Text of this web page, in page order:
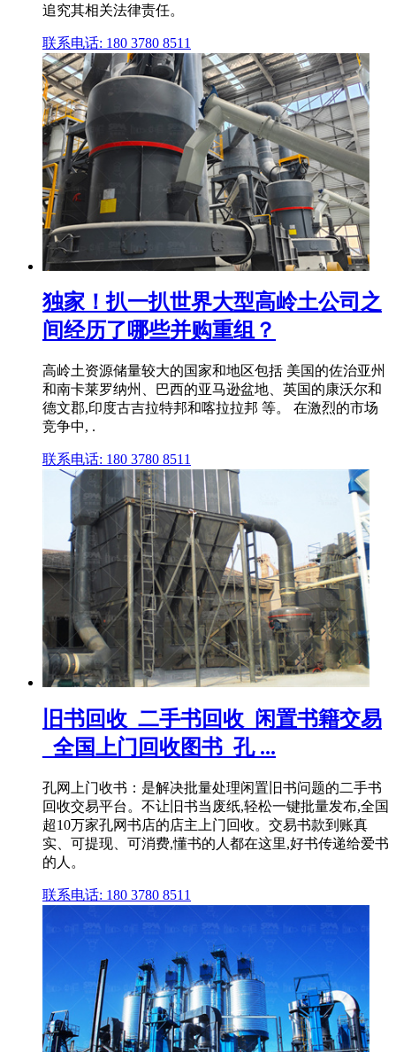
追究其相关法律责任。
联系电话: 180 3780 8511
独家！扒一扒世界大型高岭土公司之
间经历了哪些并购重组？
高岭土资源储量较大的国家和地区包括 美国的佐治亚州
和南卡莱罗纳州、巴西的亚马逊盆地、英国的康沃尔和
德文郡,印度古吉拉特邦和喀拉拉邦 等。 在激烈的市场
竞争中, .
联系电话: 180 3780 8511
旧书回收_二手书回收_闲置书籍交易
_全国上门回收图书_孔 ...
孔网上门收书：是解决批量处理闲置旧书问题的二手书
回收交易平台。不让旧书当废纸,轻松一键批量发布,全国
超10万家孔网书店的店主上门回收。交易书款到账真
实、可提现、可消费,懂书的人都在这里,好书传递给爱书
的人。
联系电话: 180 3780 8511